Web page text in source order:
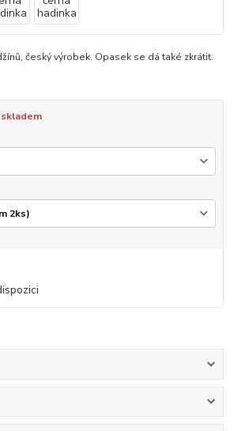
český výrobek. Opasek se dá také zkrátit.
skladem